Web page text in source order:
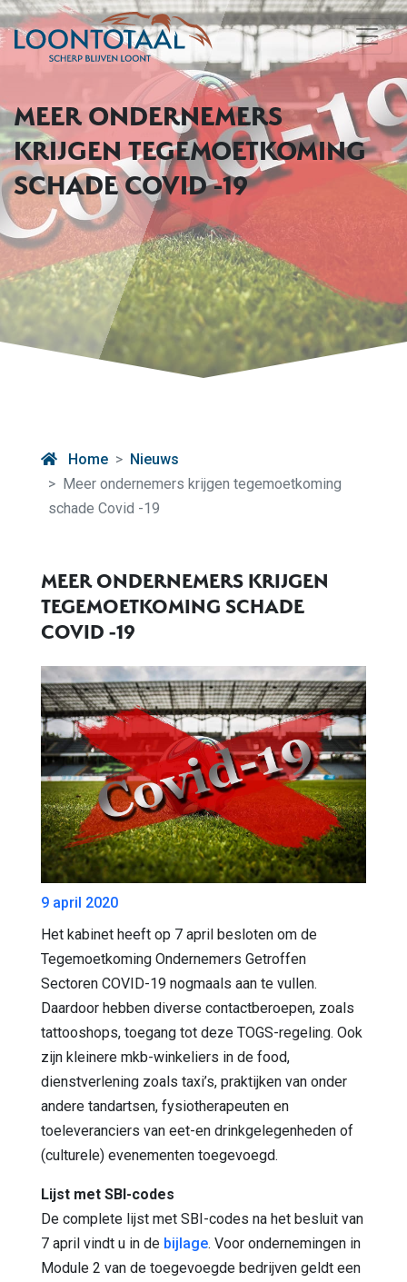
MEER ONDERNEMERS
KRIJGEN TEGEMOETKOMING
SCHADE COVID -19
Home
Nieuws
Meer ondernemers krijgen tegemoetkoming
schade Covid -19
MEER ONDERNEMERS KRIJGEN
TEGEMOETKOMING SCHADE
COVID -19
9 april 2020
Het kabinet heeft op 7 april besloten om de
Tegemoetkoming Ondernemers Getroffen
Sectoren COVID-19 nogmaals aan te vullen.
Daardoor hebben diverse contactberoepen, zoals
tattooshops, toegang tot deze TOGS-regeling. Ook
zijn kleinere mkb-winkeliers in de food,
dienstverlening zoals taxi’s, praktijken van onder
andere tandartsen, fysiotherapeuten en
toeleveranciers van eet-en drinkgelegenheden of
(culturele) evenementen toegevoegd.
Lijst met SBI-codes
De complete lijst met SBI-codes na het besluit van
7 april vindt u in de bijlage. Voor ondernemingen in
Module 2 van de toegevoegde bedrijven geldt een